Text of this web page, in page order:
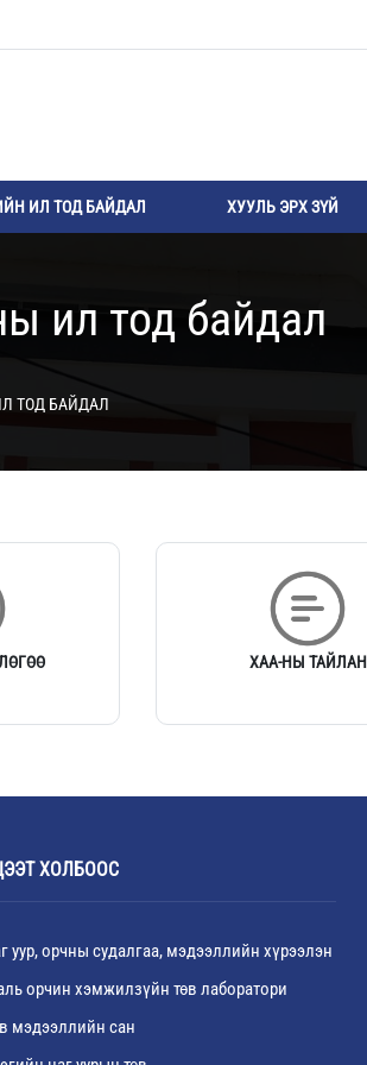
ИЛ ТОД БАЙДАЛ ХУУЛЬ ЭРХ ЗҮЙ
ил тод байдал
ТОД БАЙДАЛ
ХАА-НЫ ТАЙЛАН
ХОЛБООС
уур, орчны судалгаа, мэдээллийн хүрээлэн
орчин хэмжилзүйн төв лаборатори
мэдээллийн сан